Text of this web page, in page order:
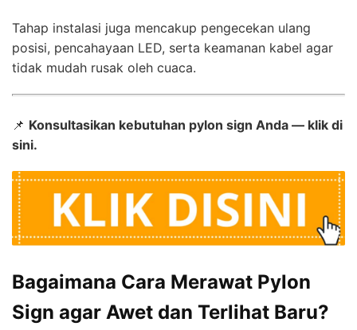
Tahap instalasi juga mencakup pengecekan ulang
posisi, pencahayaan LED, serta keamanan kabel agar
tidak mudah rusak oleh cuaca.
📌 Konsultasikan kebutuhan pylon sign Anda — klik di
sini.
Bagaimana Cara Merawat Pylon
Sign agar Awet dan Terlihat Baru?